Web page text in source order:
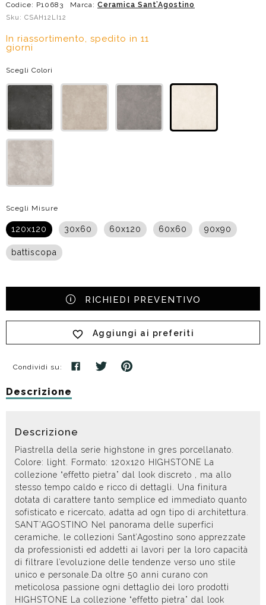
Codice: P10683 Marca: Ceramica Sant’Agostino
Sku: CSAH12LI12
In riassortimento, spedito in 11
giorni
Scegli Colori
Scegli Misure
120x120 30x60 60x120 60x60 90x90
battiscopa
RICHIEDI PREVENTIVO
Aggiungi ai preferiti
Condividi su:
Descrizione
Descrizione
Piastrella della serie highstone in gres porcellanato.
Colore: light. Formato: 120x120 HIGHSTONE La
collezione “effetto pietra” dal look discreto , ma allo
stesso tempo caldo e ricco di dettagli. Una finitura
dotata di carattere tanto semplice ed immediato quanto
sofisticato e ricercato, adatta ad ogn tipo di architettura.
SANT’AGOSTINO Nel panorama delle superfici
ceramiche, le collezioni Sant’Agostino sono apprezzate
da professionisti ed addetti ai lavori per la loro capacità
di filtrare l’evoluzione delle tendenze verso uno stile
unico e personale.Da oltre 50 anni curano con
meticolosa passione ogni dettaglio dei loro prodotti
HIGHSTONE La collezione “effetto pietra” dal look